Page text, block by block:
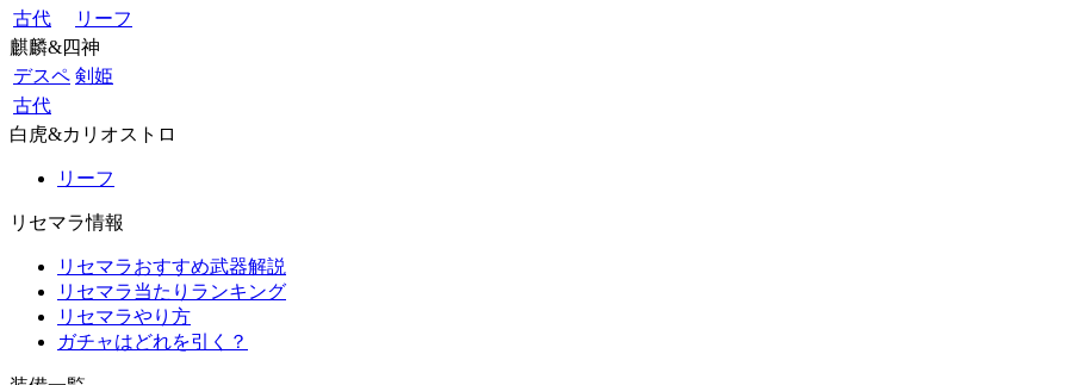
古代
リーフ
麒麟&四神
デスペ 剣姫
古代
白虎&カリオストロ
リーフ
リセマラ情報
リセマラおすすめ武器解説
リセマラ当たりランキング
リセマラやり方
ガチャはどれを引く？